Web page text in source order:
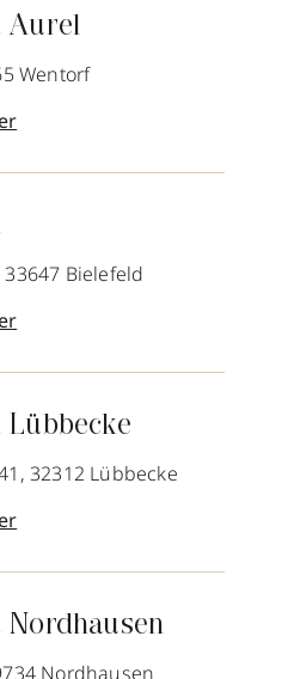
Aurel
Wentorf
33647 Bielefeld
Lübbecke
32312 Lübbecke
Nordhausen
Nordhausen